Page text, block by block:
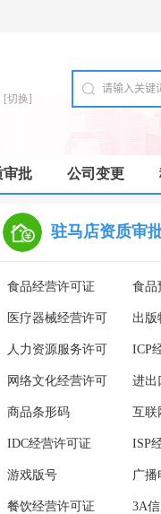
[切换]
审批 公司变更
驻马店资质审
食品经营许可证 食品
医疗器械经营许可 出版
人力资源服务许可 ICP
网络文化经营许可 进出
商品条形码 互联
IDC经营许可证 ISP
游戏版号 广播
餐饮经营许可证 3A